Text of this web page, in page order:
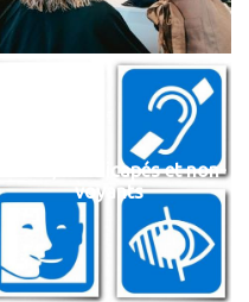
Sourds, handicapés et non-
voyants